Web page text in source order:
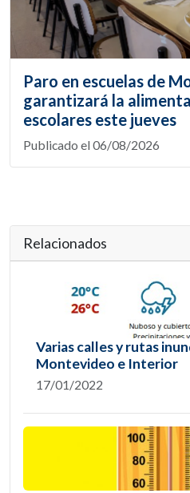
Paro en escuelas de
garantizará la
escolares este jueves
Publicado el 06/08/2026
Relacionados
Varias calles y rutas
Montevideo e Interior
17/01/2022